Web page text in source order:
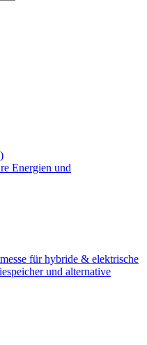
Energien und
für hybride & elektrische
und alternative